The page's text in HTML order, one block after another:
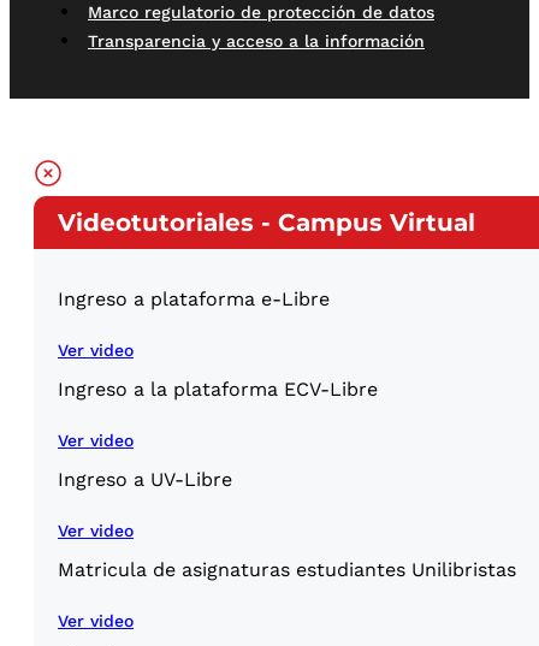
Marco regulatorio de protección de datos
Transparencia y acceso a la información
Videotutoriales - Campus Virtual
Ingreso a plataforma e-Libre
Ver video
Ingreso a la plataforma ECV-Libre
Ver video
Ingreso a UV-Libre
Ver video
Matricula de asignaturas estudiantes Unilibristas
Ver video